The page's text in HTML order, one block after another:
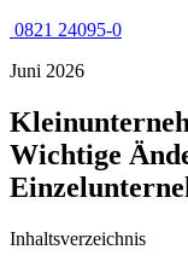
0821 24095-0
Juni 2026
Wichtige
Inhaltsverzeichnis